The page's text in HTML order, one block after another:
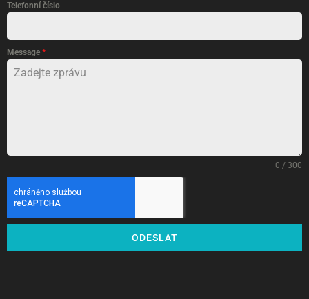
Telefonní číslo
Message *
0 / 300
ODESLAT